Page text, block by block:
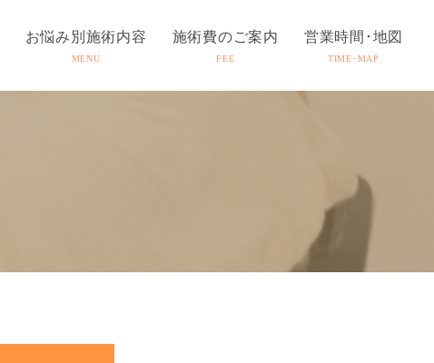
お悩み別施術内容
MENU
施術費のご案内
FEE
営業時間･地図
TIME･MAP